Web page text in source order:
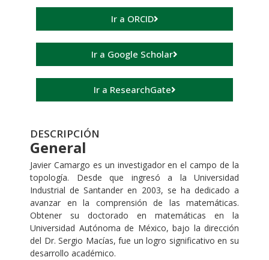
Ir a ORCID
Ir a Google Scholar
Ir a ResearchGate
DESCRIPCIÓN
General
Javier Camargo es un investigador en el campo de la
topología. Desde que ingresó a la Universidad
Industrial de Santander en 2003, se ha dedicado a
avanzar en la comprensión de las matemáticas.
Obtener su doctorado en matemáticas en la
Universidad Autónoma de México, bajo la dirección
del Dr. Sergio Macías, fue un logro significativo en su
desarrollo académico.